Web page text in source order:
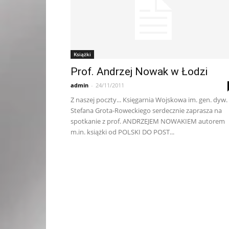
Książki
Prof. Andrzej Nowak w Łodzi
admin - 24/11/2011
Z naszej poczty... Księgarnia Wojskowa im. gen. dyw.
Stefana Grota-Roweckiego serdecznie zaprasza na
spotkanie z prof. ANDRZEJEM NOWAKIEM autorem
m.in. książki od POLSKI DO POST...